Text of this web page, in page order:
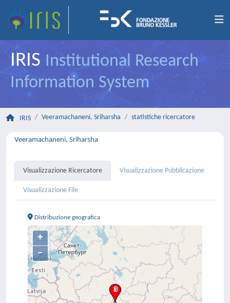
IRIS Institutional Research
Information System
IRIS Veeramachaneni, Sriharsha statistiche ricercatore
Veeramachaneni, Sriharsha
Visualizzazione Ricercatore Visualizzazione Pubblicazione
Visualizzazione File
Distribuzione geografica
+
–